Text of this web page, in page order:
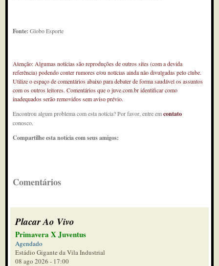
Fonte:Globo Esporte
Atenção: Algumas notícias são reproduções de outros sites (com a devida
referência) podendo conter rumores e/ou notícias ainda não divulgadas pelo clube.
Utilize o espaço de comentários abaixo para debater de forma saudável os assuntos
com os outros leitores. Comentários que o juve.com.br identificar como
inadequados serão removidos sem aviso prévio.
Encontrou algum problema com esta notícia? Por favor, entre emcontato
conosco.
Compartilhe esta notícia com seus amigos:
Comentários
Placar Ao Vivo
Primavera X Juventus
Agendado
Estádio Gigante da Vila Industrial
08 ago 2026 - 17:00